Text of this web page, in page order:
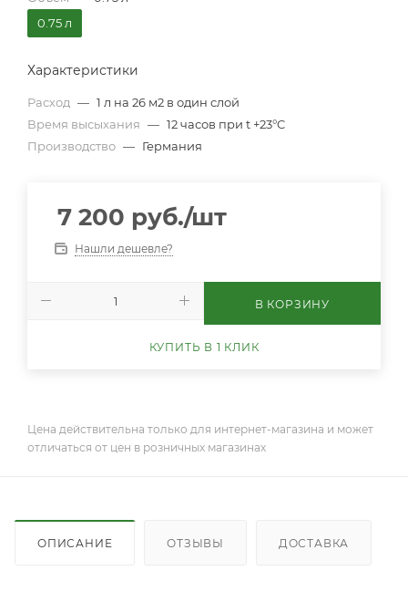
0.75 л
Характеристики
Расход — 1 л на 26 м2 в один слой
Время высыхания — 12 часов при t +23°C
Производство — Германия
7 200 руб./шт
Нашли дешевле?
В КОРЗИНУ
КУПИТЬ В 1 КЛИК
Цена действительна только для интернет-магазина и может
отличаться от цен в розничных магазинах
ОПИСАНИЕ ОТЗЫВЫ ДОСТАВКА